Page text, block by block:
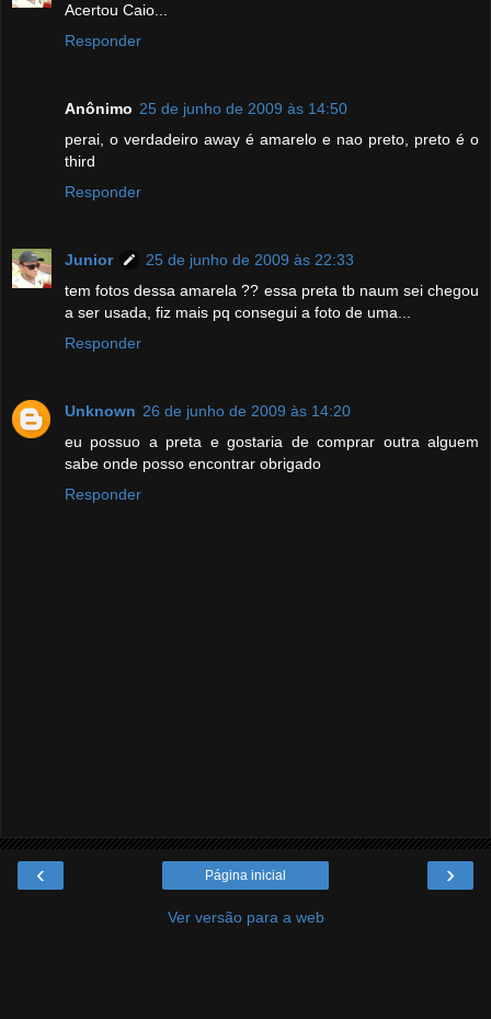
Acertou Caio...
Responder
Anônimo 25 de junho de 2009 às 14:50
perai, o verdadeiro away é amarelo e nao preto, preto é o
third
Responder
Junior
25 de junho de 2009 às 22:33
tem fotos dessa amarela ?? essa preta tb naum sei chegou
a ser usada, fiz mais pq consegui a foto de uma...
Responder
Unknown 26 de junho de 2009 às 14:20
eu possuo a preta e gostaria de comprar outra alguem
sabe onde posso encontrar obrigado
Responder
‹ ›
Página inicial
Ver versão para a web